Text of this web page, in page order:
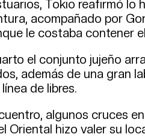
Tokio reafirmó
acompañado por
le costaba contener
el conjunto jujeño
además de una gran
de libres.
algunos cruces
Oriental hizo valer su